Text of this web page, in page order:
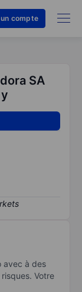
compte
SA
avec à des
Votre